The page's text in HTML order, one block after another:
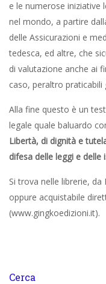
e le numerose iniziative
nel mondo, a partire
delle Assicurazioni e
tedesca, ed altre, che
di valutazione anche ai
caso, peraltro praticabili
Alla fine questo è un
legale quale baluardo
Libertà, di dignità e
difesa delle leggi e
Si trova nelle librerie,
oppure acquistabile
(www.gingkoedizioni.it).
Cerca